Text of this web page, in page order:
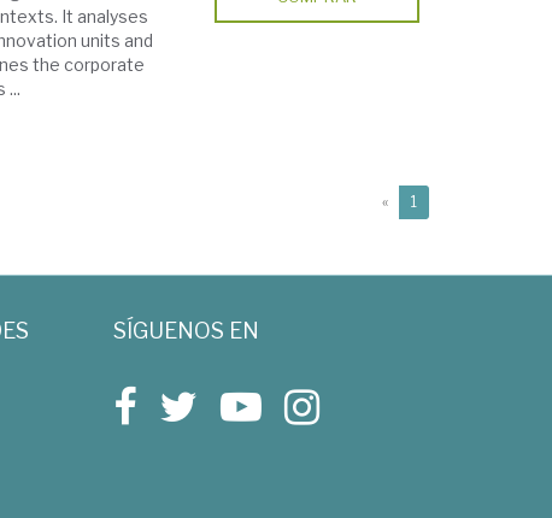
It analyses
units and
the corporate
...
« 1
SÍGUENOS EN